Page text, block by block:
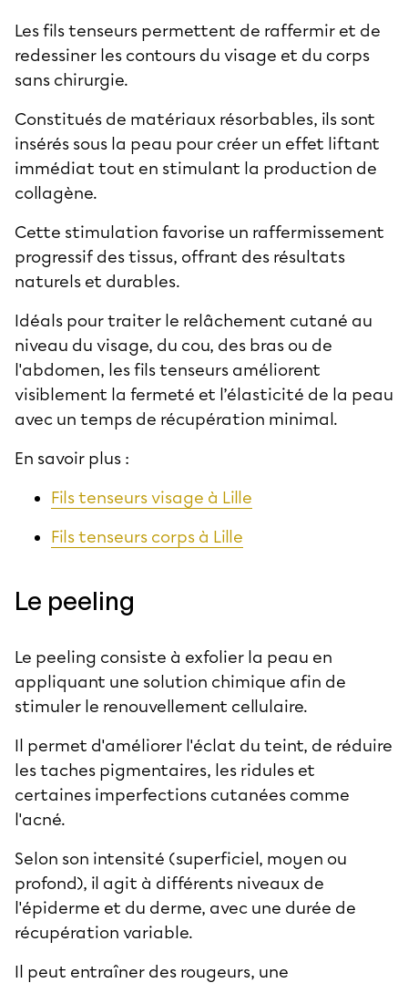
Les fils tenseurs permettent de raffermir et de
redessiner les contours du visage et du corps
sans chirurgie.
Constitués de matériaux résorbables, ils sont
insérés sous la peau pour créer un effet liftant
immédiat tout en stimulant la production de
collagène.
Cette stimulation favorise un raffermissement
progressif des tissus, offrant des résultats
naturels et durables.
Idéals pour traiter le relâchement cutané au
niveau du visage, du cou, des bras ou de
l'abdomen, les fils tenseurs améliorent
visiblement la fermeté et l’élasticité de la peau
avec un temps de récupération minimal.
En savoir plus :
Fils tenseurs visage à Lille
Fils tenseurs corps à Lille
Le peeling
Le peeling consiste à exfolier la peau en
appliquant une solution chimique afin de
stimuler le renouvellement cellulaire.
Il permet d'améliorer l'éclat du teint, de réduire
les taches pigmentaires, les ridules et
certaines imperfections cutanées comme
l'acné.
Selon son intensité (superficiel, moyen ou
profond), il agit à différents niveaux de
l'épiderme et du derme, avec une durée de
récupération variable.
Il peut entraîner des rougeurs, une